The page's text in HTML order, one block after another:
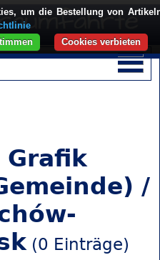
Grafik
/
(0 Einträge)
um die Bestellung von
Cookies verbieten